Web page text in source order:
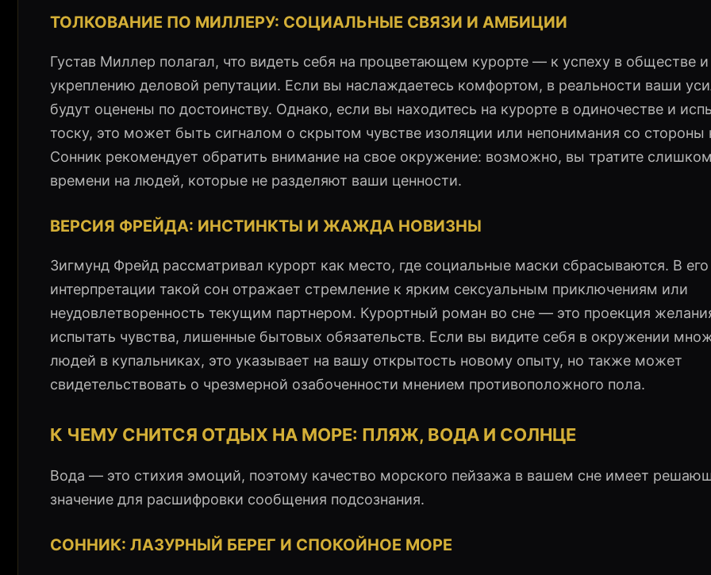
ТОЛКОВАНИЕ ПО МИЛЛЕРУ: СОЦИАЛЬНЫЕ СВЯЗИ И АМБИЦИИ
Густав Миллер полагал, что видеть себя на процветающем курорте — к успеху в обществе и
укреплению деловой репутации. Если вы наслаждаетесь комфортом, в реальности ваши
будут оценены по достоинству. Однако, если вы находитесь на курорте в одиночестве и
тоску, это может быть сигналом о скрытом чувстве изоляции или непонимания со стороны
Сонник рекомендует обратить внимание на свое окружение: возможно, вы тратите
времени на людей, которые не разделяют ваши ценности.
ВЕРСИЯ ФРЕЙДА: ИНСТИНКТЫ И ЖАЖДА НОВИЗНЫ
Зигмунд Фрейд рассматривал курорт как место, где социальные маски сбрасываются. В его
интерпретации такой сон отражает стремление к ярким сексуальным приключениям или
неудовлетворенность текущим партнером. Курортный роман во сне — это проекция
испытать чувства, лишенные бытовых обязательств. Если вы видите себя в окружении
людей в купальниках, это указывает на вашу открытость новому опыту, но также может
свидетельствовать о чрезмерной озабоченности мнением противоположного пола.
К ЧЕМУ СНИТСЯ ОТДЫХ НА МОРЕ: ПЛЯЖ, ВОДА И СОЛНЦЕ
Вода — это стихия эмоций, поэтому качество морского пейзажа в вашем сне имеет
значение для расшифровки сообщения подсознания.
СОННИК: ЛАЗУРНЫЙ БЕРЕГ И СПОКОЙНОЕ МОРЕ